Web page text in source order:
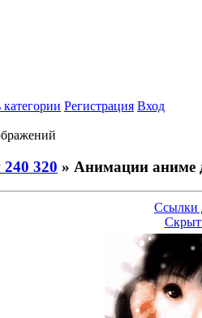
Регистрация Вход
320 » Анимации аниме
Ссылки